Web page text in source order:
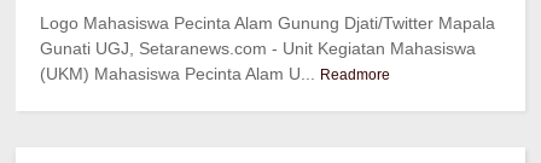
Logo Mahasiswa Pecinta Alam Gunung Djati/Twitter Mapala
Gunati UGJ, Setaranews.com - Unit Kegiatan Mahasiswa
(UKM) Mahasiswa Pecinta Alam U...
Readmore